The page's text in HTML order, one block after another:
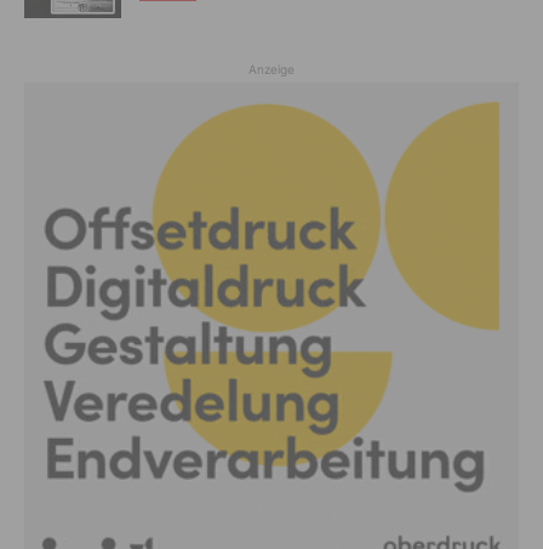
Anzeige